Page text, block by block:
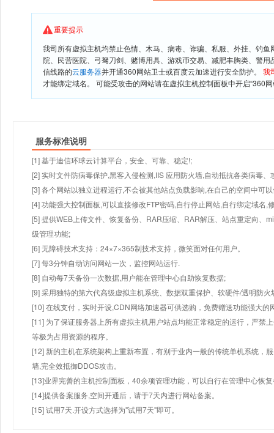
重要提示
我司所有虚拟主机均禁止色情、木马、病毒、诈骗、私服、外挂、钓
院、民营医院、弓驽刀剑、赌博用具、游戏币交易、减肥丰胸类、警
信线路的云服务器并开通360网站卫士或百度云加速进行安全防护。 我
才能绑定域名。 可能受攻击的网站请在虚拟主机控制面板中开启“360
服务标准说明
[1] 基于迪信环球云计算平台，安全、可靠、稳定!;
[2] 实时文件防病毒保护,黑客入侵检测,IIS 应用防火墙,自动抵抗各类病毒、
[3] 各个网站以独立进程运行,不会被其他站点负载影响,在自己的空间中可
[4] 功能强大控制面板,可以直接修改FTP密码,自行停止网站,自行绑定域名,
[5] 提供WEB上传文件、恢复备份、RAR压缩、RAR解压、站点重定向、
级管理功能;
[6] 无障碍技术支持：24×7×365制技术支持，微笑面对任何用户。
[7] 每3分钟自动访问网站一次，监控网站运行.
[8] 自动每7天备份一次数据,用户能在管理中心自助恢复数据;
[9] 采用独特的第六代高级虚拟主机系统、数据双重保护、软硬件/透明防火
[10] 在线支付，实时开设,CDN网络加速器可供选购，免费赠送功能强大
[11] 为了保证服务器上所有虚拟主机用户站点均能正常稳定的运行，严禁
等极为占用资源的程序。
[12] 新的主机在系统架构上重新布置，有别于业内一般的传统单机系统，
墙,完全效抵御DDOS攻击。
[13]业界完善的主机控制面板，40余项管理功能，可以自行在管理中心恢
[14]提供备案服务,空间开通后，请于7天内进行网站备案。
[15] 试用7天.开设方式选择为"试用7天"即可。